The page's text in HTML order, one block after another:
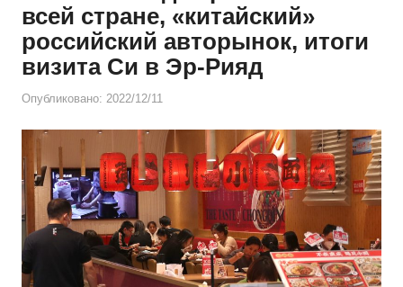
всей стране, «китайский»
российский авторынок, итоги
визита Си в Эр-Рияд
Опубликовано: 2022/12/11